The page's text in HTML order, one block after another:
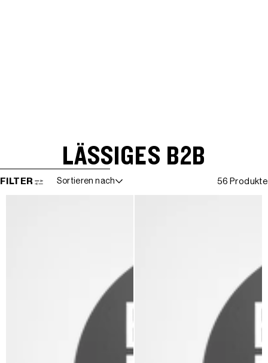
LÄSSIGES B2B
WEITER ZUR ERGEBNISLISTE
FILTER Sortieren nach 56 Produkte